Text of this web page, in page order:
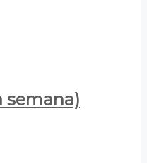
semana)